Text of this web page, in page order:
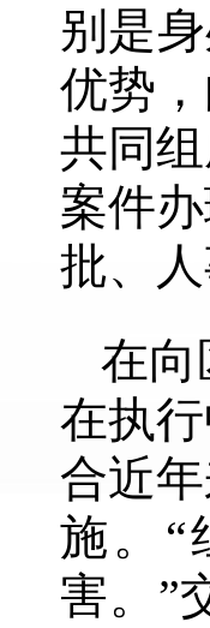
别是
优势
共同
案件
批、
在向
在执
合近
施。“
害。”